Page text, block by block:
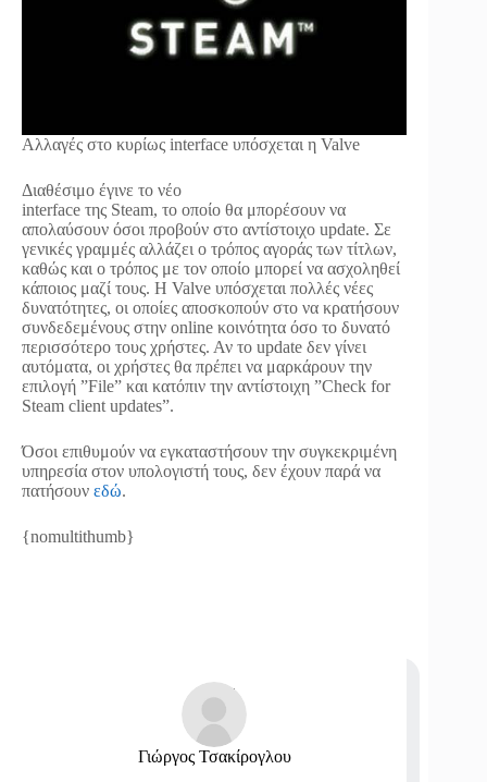
Αλλαγές στο κυρίως interface υπόσχεται η Valve
Διαθέσιμο έγινε το νέο
interface της Steam, το οποίο θα μπορέσουν να
απολαύσουν όσοι προβούν στο αντίστοιχο update. Σε
γενικές γραμμές αλλάζει ο τρόπος αγοράς των τίτλων,
καθώς και ο τρόπος με τον οποίο μπορεί να ασχοληθεί
κάποιος μαζί τους. Η Valve υπόσχεται πολλές νέες
δυνατότητες, οι οποίες αποσκοπούν στο να κρατήσουν
συνδεδεμένους στην online κοινότητα όσο το δυνατό
περισσότερο τους χρήστες. Αν το update δεν γίνει
αυτόματα, οι χρήστες θα πρέπει να μαρκάρουν την
επιλογή ”File” και κατόπιν την αντίστοιχη ”Check for
Steam client updates”.
Όσοι επιθυμούν να εγκαταστήσουν την συγκεκριμένη
υπηρεσία στον υπολογιστή τους, δεν έχουν παρά να
πατήσουν εδώ.
{nomultithumb}
Γιώργος Τσακίρογλου